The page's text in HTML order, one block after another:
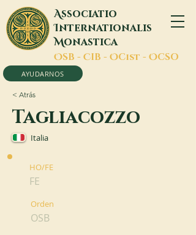
Associatio
Internationalis
Monastica
OSB - CIB - OCist - OCSO
AYUDARNOS
< Atrás
Tagliacozzo
Italia
HO/FE
FE
Orden
OSB